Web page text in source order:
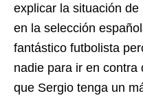
explicar la situación
en la selección
fantástico futbolista
nadie para ir en
que Sergio tenga un